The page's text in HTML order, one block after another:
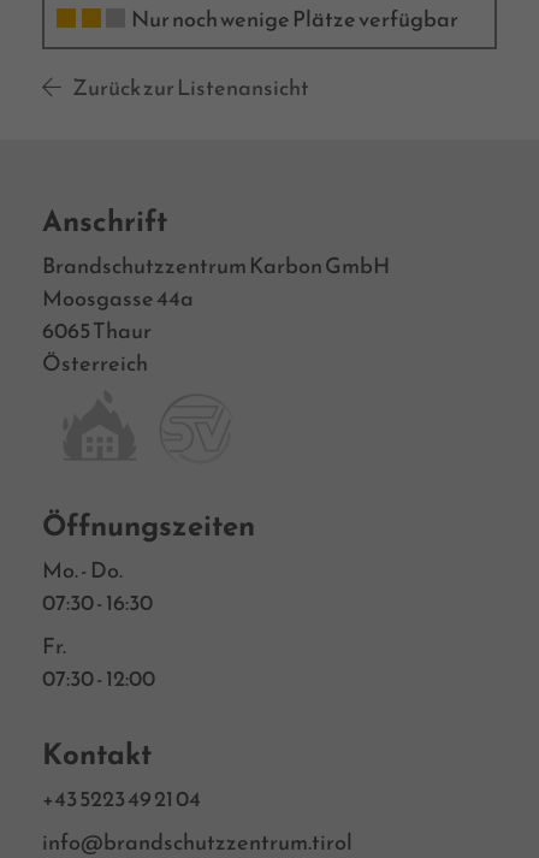
Nur noch wenige Plätze verfügbar
Zurück zur Listenansicht
Anschrift
Brandschutzzentrum Karbon GmbH
Moosgasse 44a
6065 Thaur
Österreich
Öffnungszeiten
Mo. - Do.
07:30 - 16:30
Fr.
07:30 - 12:00
Kontakt
+43 5223 49 21 04
info@brandschutzzentrum.tirol